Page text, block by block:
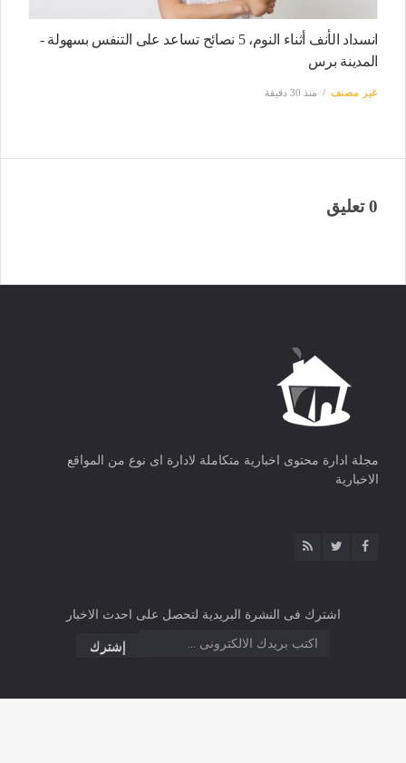
انسداد الأنف أثناء النوم، 5 نصائح تساعد على التنفس بسهولة -
المدينة برس
غير مصنف منذ 30 دقيقة
0 تعليق
مجلة ادارة محتوى اخبارية متكاملة لادارة اى نوع من المواقع
الاخبارية
اشترك فى النشرة البريدية لتحصل على احدث الاخبار